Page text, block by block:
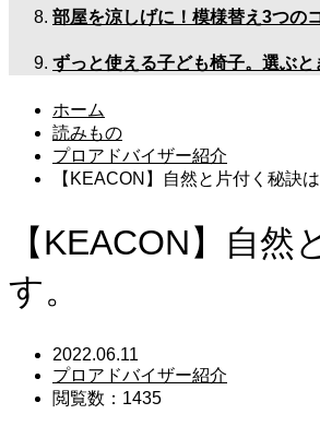
部屋を涼しげに！模様替え3つの
ずっと使える子ども椅子。選ぶ
ホーム
読みもの
プロアドバイザー紹介
【KEACON】自然と片付く秘訣
【KEACON】自
す。
2022.06.11
プロアドバイザー紹介
閲覧数：1435